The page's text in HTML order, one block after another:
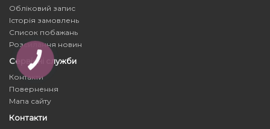
Обліковий запис
Історія замовлень
Список побажань
Розсилання новин
Сервісні служби
Контакти
Повернення
Мапа сайту
Контакти